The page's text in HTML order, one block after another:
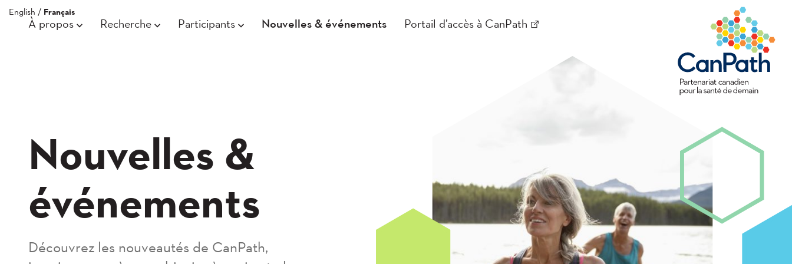
English / Français
À propos Recherche Participants Nouvelles & événements Portail d’accès à CanPath
Nouvelles &
événements
Découvrez les nouveautés de CanPath,